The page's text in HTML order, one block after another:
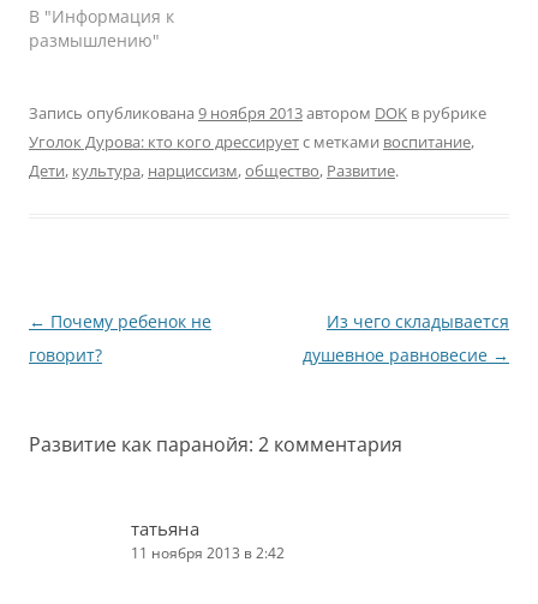
В "Информация к
размышлению"
Запись опубликована 9 ноября 2013автором DOK в рубрике
Уголок Дурова: кто кого дрессируетс метками воспитание,
Дети, культура, нарциссизм,общество, Развитие.
Навигация
по
← Почему ребенок не
говорит?
Из чего складывается
душевное равновесие →
Развитие как паранойя: 2 комментария
татьяна
11 ноября 2013 в 2:42